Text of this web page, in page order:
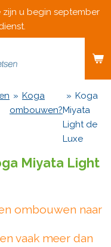
u begin september
» Koga
ombouwen?
» Koga
Miyata
Light de
Luxe
Miyata Light
ombouwen naar
vaak meer dan